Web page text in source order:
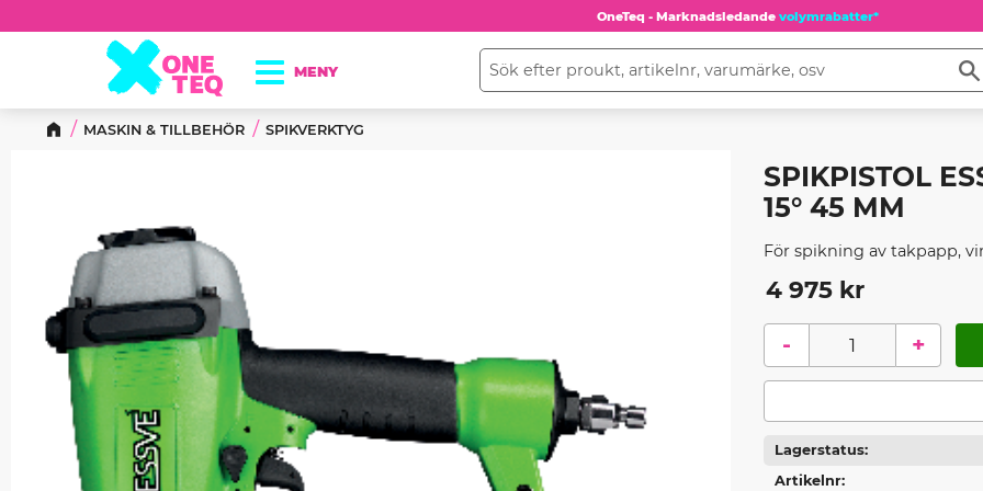
OneTeq - Marknadsledande volymrabatter*
MASKIN & TILLBEHÖR SPIKVERKTYG
SPIKPISTOL
15° 45 MM
För spikning av takpapp,
4 975kr
+
-
Lagerstatus
Artikelnr